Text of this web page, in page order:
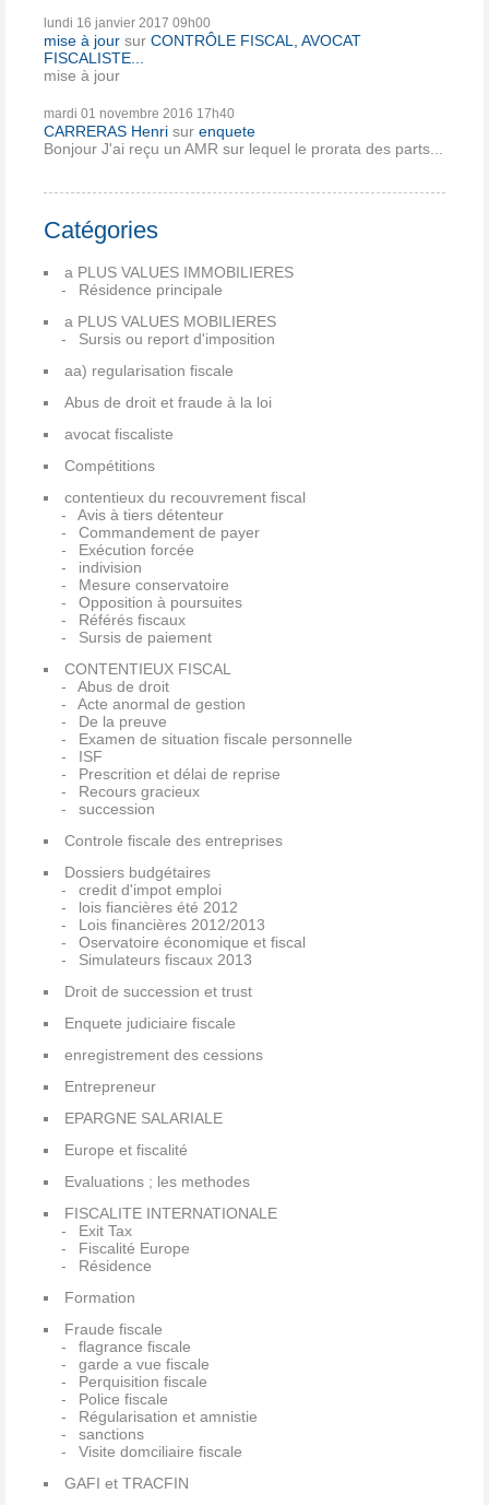
lundi 16 janvier 2017 09h00
mise à jour sur CONTRÔLE FISCAL, AVOCAT
FISCALISTE...
mise à jour
mardi 01 novembre 2016 17h40
CARRERAS Henri sur enquete
Bonjour J'ai reçu un AMR sur lequel le prorata des parts...
Catégories
a PLUS VALUES IMMOBILIERES
Résidence principale
a PLUS VALUES MOBILIERES
Sursis ou report d'imposition
aa) regularisation fiscale
Abus de droit et fraude à la loi
avocat fiscaliste
Compétitions
contentieux du recouvrement fiscal
Avis à tiers détenteur
Commandement de payer
Exécution forcée
indivision
Mesure conservatoire
Opposition à poursuites
Référés fiscaux
Sursis de paiement
CONTENTIEUX FISCAL
Abus de droit
Acte anormal de gestion
De la preuve
Examen de situation fiscale personnelle
ISF
Prescrition et délai de reprise
Recours gracieux
succession
Controle fiscale des entreprises
Dossiers budgétaires
credit d'impot emploi
lois fiancières été 2012
Lois financières 2012/2013
Oservatoire économique et fiscal
Simulateurs fiscaux 2013
Droit de succession et trust
Enquete judiciaire fiscale
enregistrement des cessions
Entrepreneur
EPARGNE SALARIALE
Europe et fiscalité
Evaluations ; les methodes
FISCALITE INTERNATIONALE
Exit Tax
Fiscalité Europe
Résidence
Formation
Fraude fiscale
flagrance fiscale
garde a vue fiscale
Perquisition fiscale
Police fiscale
Régularisation et amnistie
sanctions
Visite domciliaire fiscale
GAFI et TRACFIN